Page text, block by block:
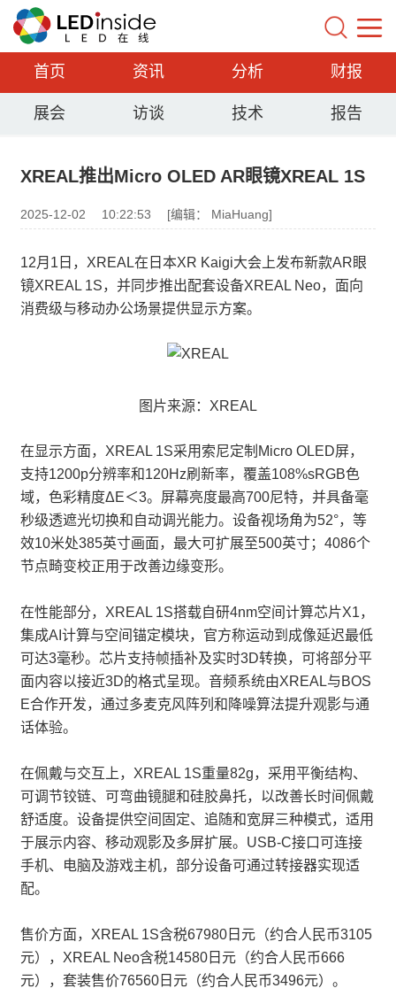
首页 资讯 分析 财报
展会 访谈 技术 报告
XREAL推出Micro OLED AR眼镜XREAL 1S
2025-12-02 10:22:53 [编辑： MiaHuang]
12月1日，XREAL在日本XR Kaigi大会上发布新款AR眼
镜XREAL 1S，并同步推出配套设备XREAL Neo，面向
消费级与移动办公场景提供显示方案。
图片来源：XREAL
在显示方面，XREAL 1S采用索尼定制Micro OLED屏，
支持1200p分辨率和120Hz刷新率，覆盖108%sRGB色
域，色彩精度ΔE＜3。屏幕亮度最高700尼特，并具备毫
秒级透遮光切换和自动调光能力。设备视场角为52°，等
效10米处385英寸画面，最大可扩展至500英寸；4086个
节点畸变校正用于改善边缘变形。
在性能部分，XREAL 1S搭载自研4nm空间计算芯片X1，
集成AI计算与空间锚定模块，官方称运动到成像延迟最低
可达3毫秒。芯片支持帧插补及实时3D转换，可将部分平
面内容以接近3D的格式呈现。音频系统由XREAL与BOS
E合作开发，通过多麦克风阵列和降噪算法提升观影与通
话体验。
在佩戴与交互上，XREAL 1S重量82g，采用平衡结构、
可调节铰链、可弯曲镜腿和硅胶鼻托，以改善长时间佩戴
舒适度。设备提供空间固定、追随和宽屏三种模式，适用
于展示内容、移动观影及多屏扩展。USB-C接口可连接
手机、电脑及游戏主机，部分设备可通过转接器实现适
配。
售价方面，XREAL 1S含税67980日元（约合人民币3105
元），XREAL Neo含税14580日元（约合人民币666
元），套装售价76560日元（约合人民币3496元）。